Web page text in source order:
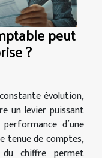
peut
?
évolution,
un levier puissant
d’une
tenue de comptes,
chiffre permet